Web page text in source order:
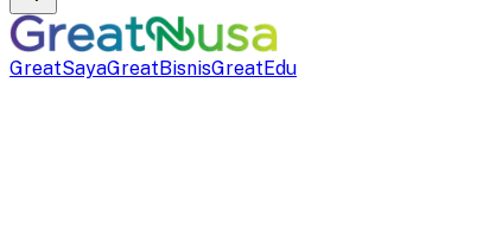
GreatSayaGreatBisnisGreatEdu